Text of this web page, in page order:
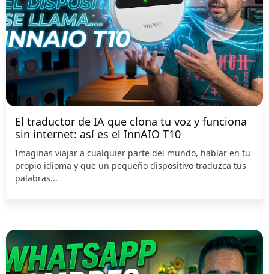
El traductor de IA que clona tu voz y funciona
sin internet: así es el InnAIO T10
Imaginas viajar a cualquier parte del mundo, hablar en tu
propio idioma y que un pequeño dispositivo traduzca tus
palabras...